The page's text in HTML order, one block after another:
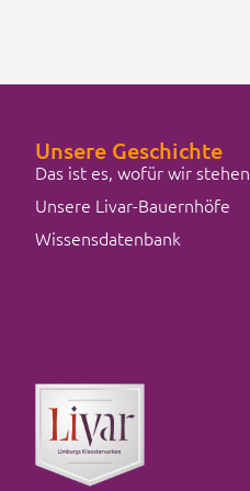
Unsere Geschichte
Das ist es, wofür wir stehen
Unsere Livar-Bauernhöfe
Wissensdatenbank